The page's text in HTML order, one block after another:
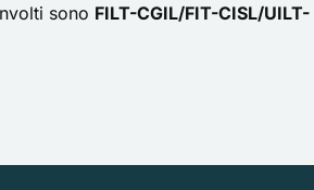
sono FILT-CGIL/FIT-CISL/UILT-